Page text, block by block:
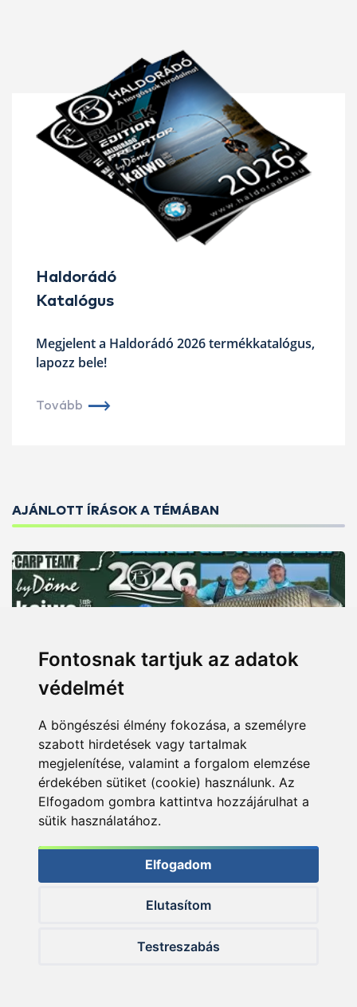
Fontosnak tartjuk az adatok
védelmét
A böngészési élmény fokozása, a személyre
szabott hirdetések vagy tartalmak
megjelenítése, valamint a forgalom elemzése
érdekében sütiket (cookie) használunk. Az
Elfogadom gombra kattintva hozzájárulhat a
sütik használatához.
Elfogadom
Elutasítom
Testreszabás
Haldorádó
Katalógus
Megjelent a Haldorádó 2026 termékkatalógus,
lapozz bele!
Tovább
AJÁNLOTT ÍRÁSOK A TÉMÁBAN
A szakértő válaszol! - 237. rész
Putz Tamás
4 napja